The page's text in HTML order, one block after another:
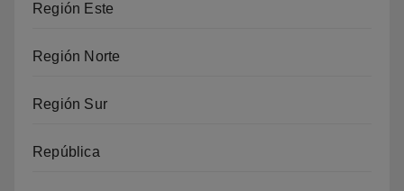
Región Este
Región Norte
Región Sur
República